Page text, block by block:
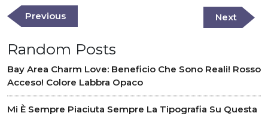
navigation
Previous
Post
Previous
Next
Post
Next
Random Posts
Bay Area Charm Love: Beneficio Che Sono Reali! Rosso
Acceso! Colore Labbra Opaco
Mi È Sempre Piaciuta Sempre La Tipografia Su Questa